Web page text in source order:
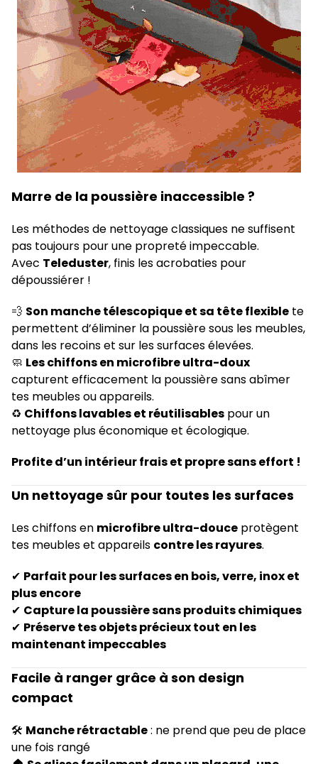
Marre de la poussière inaccessible ?
Les méthodes de nettoyage classiques ne suffisent
pas toujours pour une propreté impeccable.
Avec Teleduster, finis les acrobaties pour
dépoussiérer !
💨 Son manche télescopique et sa tête flexible te
permettent d’éliminer la poussière sous les meubles,
dans les recoins et sur les surfaces élevées.
🧼 Les chiffons en microfibre ultra-doux
capturent efficacement la poussière sans abîmer
tes meubles ou appareils.
♻️ Chiffons lavables et réutilisables pour un
nettoyage plus économique et écologique.
Profite d’un intérieur frais et propre sans effort !
Un nettoyage sûr pour toutes les surfaces
Les chiffons en microfibre ultra-douce protègent
tes meubles et appareils contre les rayures.
✔ Parfait pour les surfaces en bois, verre, inox et
plus encore
✔ Capture la poussière sans produits chimiques
✔ Préserve tes objets précieux tout en les
maintenant impeccables
Facile à ranger grâce à son design
compact
🛠 Manche rétractable: ne prend que peu de place
une fois rangé